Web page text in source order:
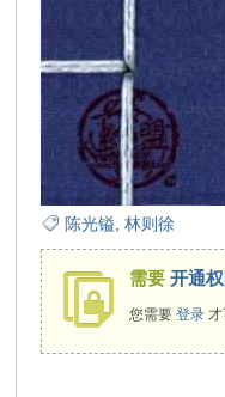
陈光镒 ,林则徐
需要开通
您需要登录